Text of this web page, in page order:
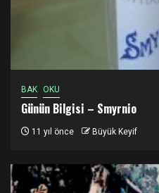
BAK OKU
Günün Bilgisi – Smyrnio
11 yıl önce Büyük Keyif